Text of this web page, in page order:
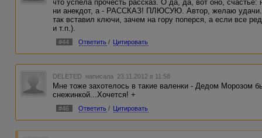
что успела прочесть рассказ. О да, да, вот оно,
ни анекдот, а - РАССКАЗ! ПЛЮСУЮ. Автор, желаю удачи.
так вставил ключи, зачем на гору поперся, а если все
и т.п.).
#44 Ответить / Цитировать
DELETED написала 23.11.2012 в 11:58
Мне тоже захотелось в такие валенки - Дедом Морозом
снежинкой...Хочется! +
#46 Ответить / Цитировать